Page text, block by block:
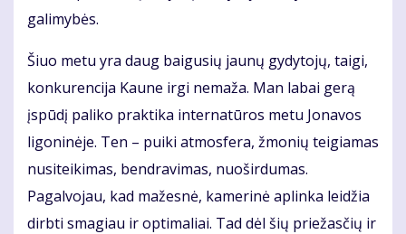
galimybės.
Šiuo metu yra daug baigusių jaunų gydytojų, taigi,
konkurencija Kaune irgi nemaža. Man labai gerą
įspūdį paliko praktika internatūros metu Jonavos
ligoninėje. Ten – puiki atmosfera, žmonių teigiamas
nusiteikimas, bendravimas, nuoširdumas.
Pagalvojau, kad mažesnė, kamerinė aplinka leidžia
dirbti smagiau ir optimaliai. Tad dėl šių priežasčių ir